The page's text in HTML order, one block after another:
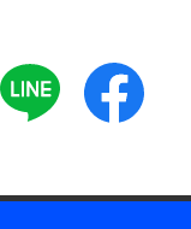
LINE